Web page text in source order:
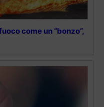
come un “bonzo”,